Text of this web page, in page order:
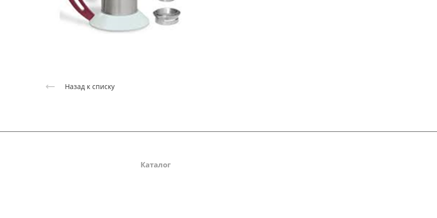
Назад к списку
Каталог